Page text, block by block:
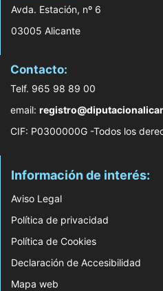
Avda. Estación, nº 6
03005 Alicante
Contacto:
Telf. 965 98 89 00
email:
CIF: P0300000G -Todos los
Información de interés:
Aviso Legal
Política de privacidad
Política de Cookies
Declaración de Accesibilidad
Mapa web